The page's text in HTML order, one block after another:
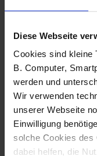
Diese Webseite
Cookies sind kleine
B. Computer,
werden und
Wir verwenden
unserer Webseite
Einwilligung
solche Cookies des
dabei helfen, die
Fotografo:
Sternbach
Download